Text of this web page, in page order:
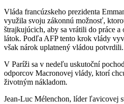
Vláda francúzskeho prezidenta
využila svoju zákonnú možnosť,
štrajkujúcich, aby sa vrátili do práce
látok. Podľa AFP tento krok vlády
však nárok uplatnený vládou potvrdili.
V Paríži sa v nedeľu uskutoční
odporcov Macronovej vlády, ktorí
životným nákladom.
Jean-Luc Mélenchon, líder ľavicovej